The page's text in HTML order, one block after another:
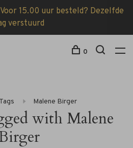
15.00 uur besteld? Dezelfde
verstuurd
0
Tags Malene Birger
with Malene